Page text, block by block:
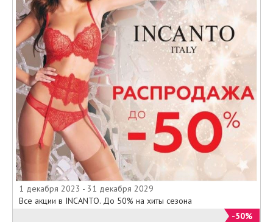
1 декабря 2023 - 31 декабря 2029
Все акции в INCANTO. До 50% на хиты сезона
-50%